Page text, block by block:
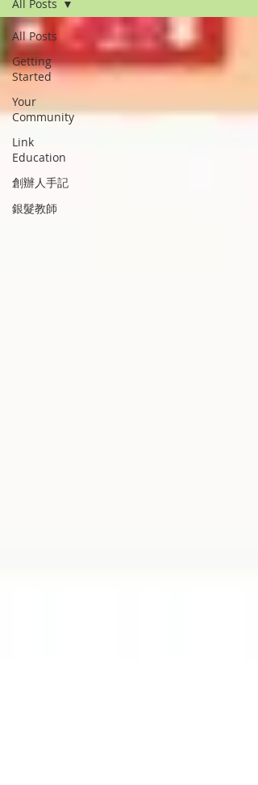
All Posts
Getting
Started
Your
Community
Link
Education
創辦人手記
銀髮教師
All Posts